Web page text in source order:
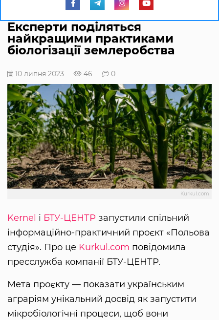
Експерти поділяться
найкращими практиками
біологізації землеробства
10 липня 2023 46 0
Kurkul.com
Kernel і БТУ-ЦЕНТР запустили спільний
інформаційно-практичний проєкт «Польова
студія». Про це Kurkul.com повідомила
пресслужба компанії БТУ-ЦЕНТР.
Мета проєкту — показати українським
аграріям унікальний досвід як запустити
мікробіологічні процеси, щоб вони